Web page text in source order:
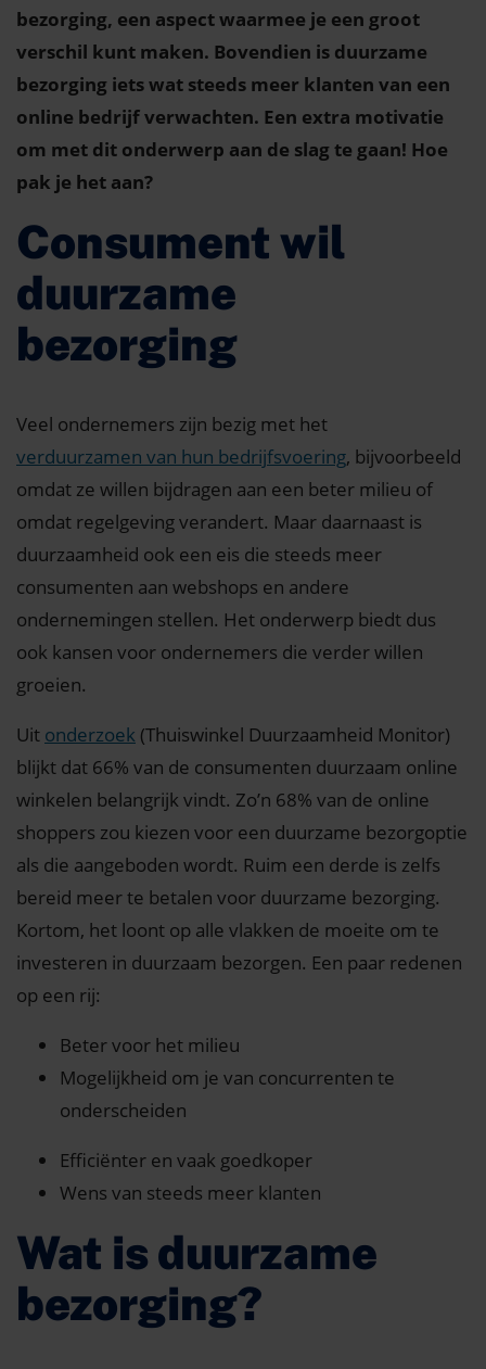
bezorging, een aspect waarmee je een groot
verschil kunt maken. Bovendien is duurzame
bezorging iets wat steeds meer klanten van een
online bedrijf verwachten. Een extra motivatie
om met dit onderwerp aan de slag te gaan! Hoe
pak je het aan?
Consument wil
duurzame
bezorging
Veel ondernemers zijn bezig met het
verduurzamen van hun bedrijfsvoering, bijvoorbeeld
omdat ze willen bijdragen aan een beter milieu of
omdat regelgeving verandert. Maar daarnaast is
duurzaamheid ook een eis die steeds meer
consumenten aan webshops en andere
ondernemingen stellen. Het onderwerp biedt dus
ook kansen voor ondernemers die verder willen
groeien.
Uit onderzoek (Thuiswinkel Duurzaamheid Monitor)
blijkt dat 66% van de consumenten duurzaam online
winkelen belangrijk vindt. Zo’n 68% van de online
shoppers zou kiezen voor een duurzame bezorgoptie
als die aangeboden wordt. Ruim een derde is zelfs
bereid meer te betalen voor duurzame bezorging.
Kortom, het loont op alle vlakken de moeite om te
investeren in duurzaam bezorgen. Een paar redenen
op een rij:
Beter voor het milieu
Mogelijkheid om je van concurrenten te
onderscheiden
Efficiënter en vaak goedkoper
Wens van steeds meer klanten
Wat is duurzame
bezorging?